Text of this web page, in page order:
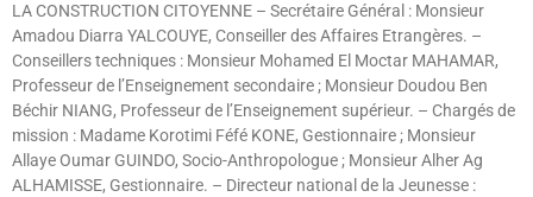
LA CONSTRUCTION CITOYENNE – Secrétaire Général : Monsieur
Amadou Diarra YALCOUYE, Conseiller des Affaires Etrangères. –
Conseillers techniques : Monsieur Mohamed El Moctar MAHAMAR,
Professeur de l’Enseignement secondaire ; Monsieur Doudou Ben
Béchir NIANG, Professeur de l’Enseignement supérieur. – Chargés de
mission : Madame Korotimi Féfé KONE, Gestionnaire ; Monsieur
Allaye Oumar GUINDO, Socio-Anthropologue ; Monsieur Alher Ag
ALHAMISSE, Gestionnaire. – Directeur national de la Jeunesse :